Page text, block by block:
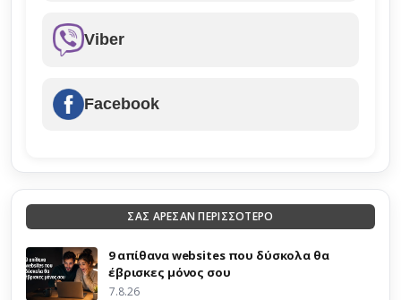
Viber
Facebook
ΣΑΣ ΑΡΕΣΑΝ ΠΕΡΙΣΣΟΤΕΡΟ
9 απίθανα websites που δύσκολα θα
έβρισκες μόνος σου
7.8.26